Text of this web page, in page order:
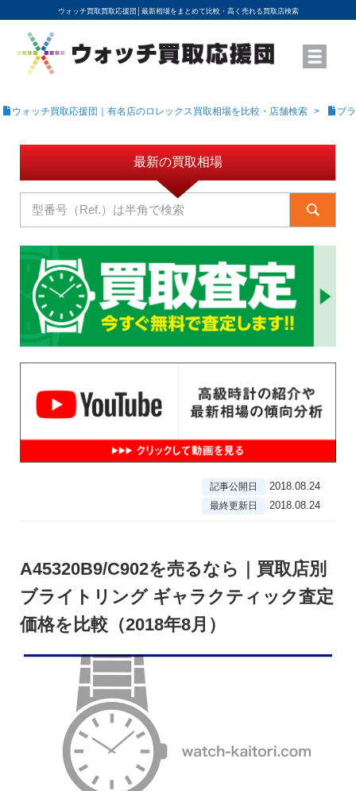
ウォッチ買取買取応援団│ 最新相場をまとめて比較・高く売れる買取店検索
YouTubeで動画を公開中
ROLEXモデル名から買取相場を調べる
高級時計ブランド名から買取相場を調べる
地域から買取店を探す
店舗名から買取店を探す
ブランド時計を高く売る方法
買取査定を依頼する
ウォッチ買取応援団｜有名店のロレックス買取相場を比較・店舗検索 ブ
最新の買取相場
記事公開日 2018.08.24
最終更新日 2018.08.24
A45320B9/C902を売るなら｜買取店別
ブライトリング ギャラクティック査定
価格を比較（2018年8月）